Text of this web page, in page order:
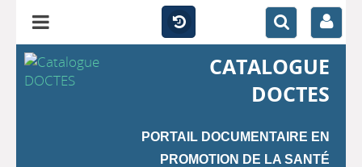
CATALOGUE
DOCTES
PORTAIL DOCUMENTAIRE EN
PROMOTION DE LA SANTÉ